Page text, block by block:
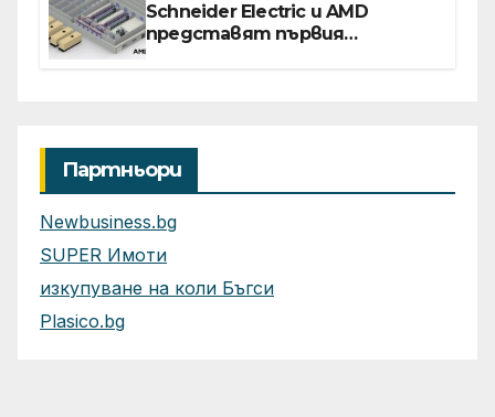
Schneider Electric и AMD
представят първия
Партньори
Newbusiness.bg
SUPER Имоти
изкупуване на коли Бъгси
Plasico.bg